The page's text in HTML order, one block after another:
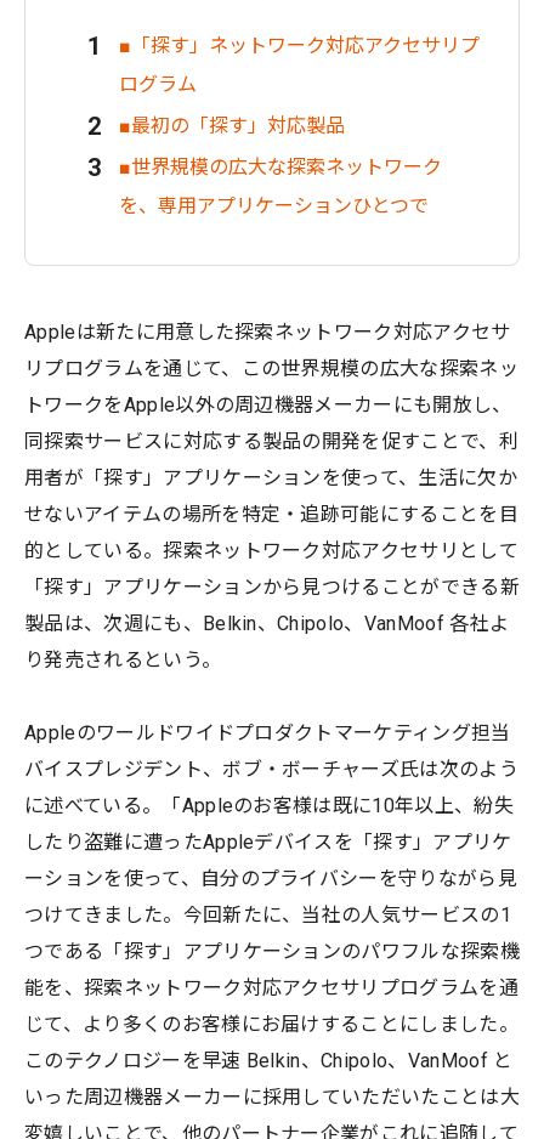
■「探す」ネットワーク対応アクセサリプ
ログラム
■最初の「探す」対応製品
■世界規模の広大な探索ネットワーク
を、専用アプリケーションひとつで
Appleは新たに用意した探索ネットワーク対応アクセサ
リプログラムを通じて、この世界規模の広大な探索ネッ
トワークをApple以外の周辺機器メーカーにも開放し、
同探索サービスに対応する製品の開発を促すことで、利
用者が「探す」アプリケーションを使って、生活に欠か
せないアイテムの場所を特定・追跡可能にすることを目
的としている。探索ネットワーク対応アクセサリとして
「探す」アプリケーションから見つけることができる新
製品は、次週にも、Belkin、Chipolo、VanMoof 各社よ
り発売されるという。
Appleのワールドワイドプロダクトマーケティング担当
バイスプレジデント、ボブ・ボーチャーズ氏は次のよう
に述べている。「Appleのお客様は既に10年以上、紛失
したり盗難に遭ったAppleデバイスを「探す」アプリケ
ーションを使って、自分のプライバシーを守りながら見
つけてきました。今回新たに、当社の人気サービスの1
つである「探す」アプリケーションのパワフルな探索機
能を、探索ネットワーク対応アクセサリプログラムを通
じて、より多くのお客様にお届けすることにしました。
このテクノロジーを早速 Belkin、Chipolo、VanMoof と
いった周辺機器メーカーに採用していただいたことは大
変嬉しいことで、他のパートナー企業がこれに追随して